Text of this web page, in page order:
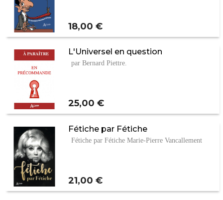
Prix
18,00 €
L'Universel en question
par Bernard Piettre.
Prix
25,00 €
Fétiche par Fétiche
Fétiche par Fétiche Marie-Pierre Vancallement
Prix
21,00 €